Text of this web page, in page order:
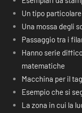
Un tipo
Una mossa degli
Passaggio tra i
Hanno serie
matematiche
Macchina per il
Esempio che si
La zona in cui la